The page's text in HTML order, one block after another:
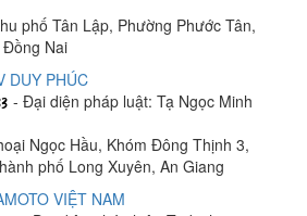
phố Tân Lập, Phường Phước Tân,
Nai
DUY PHÚC
- Đại diện pháp luật: Tạ Ngọc Minh
Ngọc Hầu, Khóm Đông Thịnh 3,
phố Long Xuyên, An Giang
VIỆT NAM